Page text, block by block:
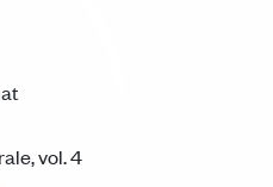
vol. 4